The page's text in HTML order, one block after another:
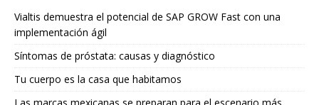
Vialtis demuestra el potencial de SAP GROW Fast con una
implementación ágil
Síntomas de próstata: causas y diagnóstico
Tu cuerpo es la casa que habitamos